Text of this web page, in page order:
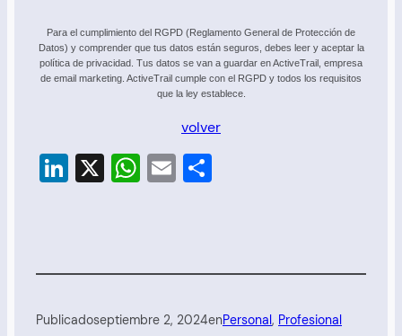
Para el cumplimiento del RGPD (Reglamento General de Protección de
Datos) y comprender que tus datos están seguros, debes leer y aceptar la
política de privacidad. Tus datos se van a guardar en ActiveTrail, empresa
de email marketing. ActiveTrail cumple con el RGPD y todos los requisitos
que la ley establece.
volver
LinkedIn
X WhatsApp
Email
Publicadoseptiembre 2, 2024enPersonal, Profesional